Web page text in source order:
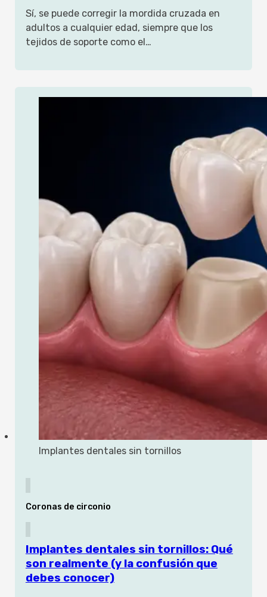
Sí, se puede corregir la mordida cruzada en
adultos a cualquier edad, siempre que los
tejidos de soporte como el…
Implantes dentales sin tornillos
Coronas de circonio
Implantes dentales sin tornillos: Qué
son realmente (y la confusión que
debes conocer)